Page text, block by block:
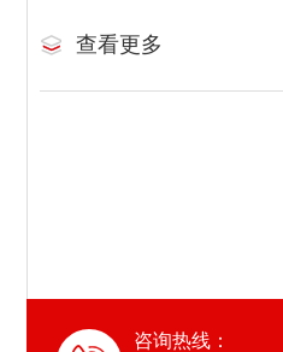
查看更多
咨询热线：